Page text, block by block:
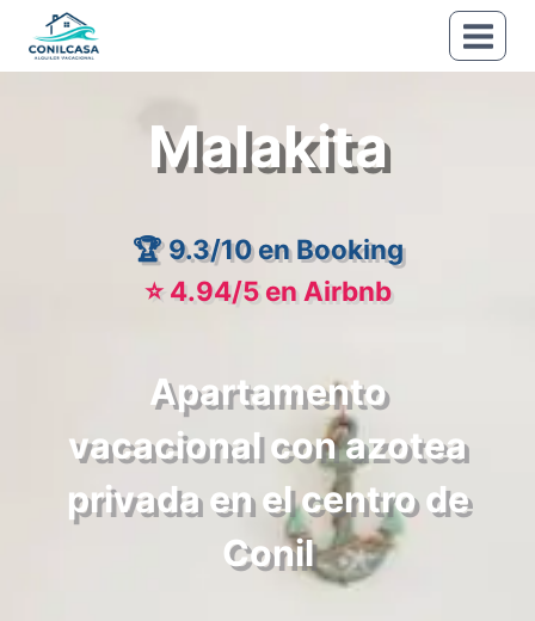
contenido
Malakita
🏆 9.3/10 en Booking
⭐ 4.94/5 en Airbnb
Apartamento
vacacional con azotea
privada en el centro de
Conil